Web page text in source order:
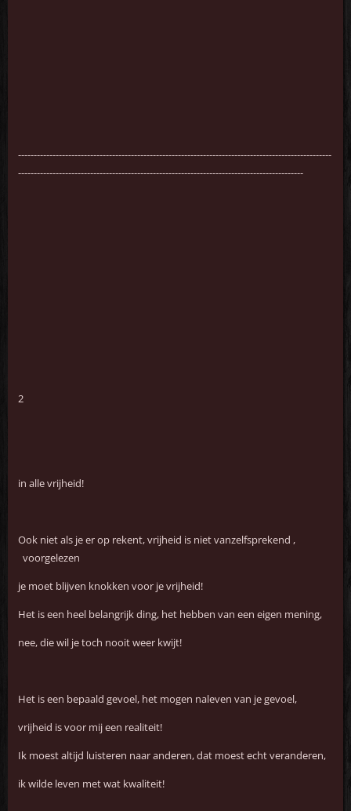
----------------------------------------------------------------------------------------------------
-------------------------------------------------------------------------------------------
2
in alle vrijheid!
Ook niet als je er op rekent, vrijheid is niet vanzelfsprekend ,
voorgelezen
je moet blijven knokken voor je vrijheid!
Het is een heel belangrijk ding, het hebben van een eigen mening,
nee, die wil je toch nooit weer kwijt!
Het is een bepaald gevoel, het mogen naleven van je gevoel,
vrijheid is voor mij een realiteit!
Ik moest altijd luisteren naar anderen, dat moest echt veranderen,
ik wilde leven met wat kwaliteit!